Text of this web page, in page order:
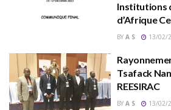
Institutions
d’Afrique
BY A S 13/02/
Tsafack
REESIRAC
BY A S 13/02/